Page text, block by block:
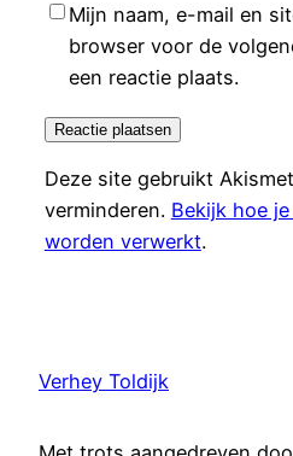
Mijn naam, e-mail en
browser voor de
een reactie plaats.
Deze site gebruikt
verminderen. Bekijk hoe
worden verwerkt.
Verhey Toldijk